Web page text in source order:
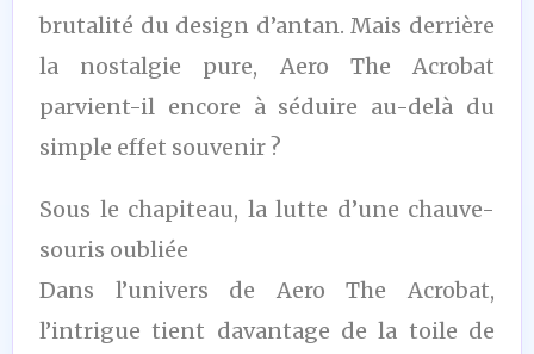
brutalité du design d’antan. Mais derrière
la nostalgie pure, Aero The Acrobat
parvient-il encore à séduire au-delà du
simple effet souvenir ?
Sous le chapiteau, la lutte d’une chauve-
souris oubliée
Dans l’univers de Aero The Acrobat,
l’intrigue tient davantage de la toile de